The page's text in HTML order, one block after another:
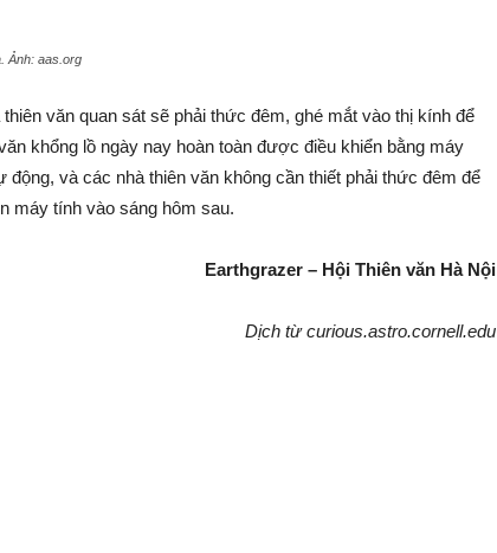
Ảnh: aas.org
văn quan sát sẽ phải thức đêm, ghé mắt vào thị kính để
khổng lồ ngày nay hoàn toàn được điều khiển bằng máy
và các nhà thiên văn không cần thiết phải thức đêm để
máy tính vào sáng hôm sau.
Earthgrazer – Hội Thiên văn Hà Nội
Dịch từ curious.astro.cornell.edu​